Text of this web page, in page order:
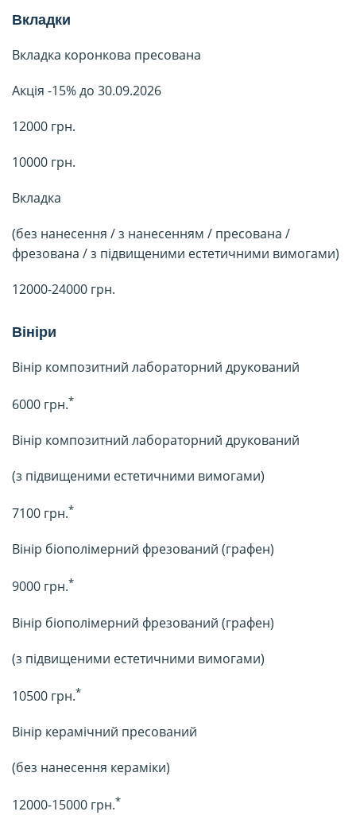
Вкладки
Вкладка коронкова пресована
Акція -15% до 30.09.2026
12000 грн.
10000 грн.
Вкладка
(без нанесення / з нанесенням / пресована /
фрезована / з підвищеними естетичними вимогами)
12000-24000 грн.
Вініри
Вінір композитний лабораторний друкований
6000 грн.*
Вінір композитний лабораторний друкований
(з підвищеними естетичними вимогами)
7100 грн.*
Вінір біополімерний фрезований (графен)
9000 грн.*
Вінір біополімерний фрезований (графен)
(з підвищеними естетичними вимогами)
10500 грн.*
Вінір керамічний пресований
(без нанесення кераміки)
12000-15000 грн.*